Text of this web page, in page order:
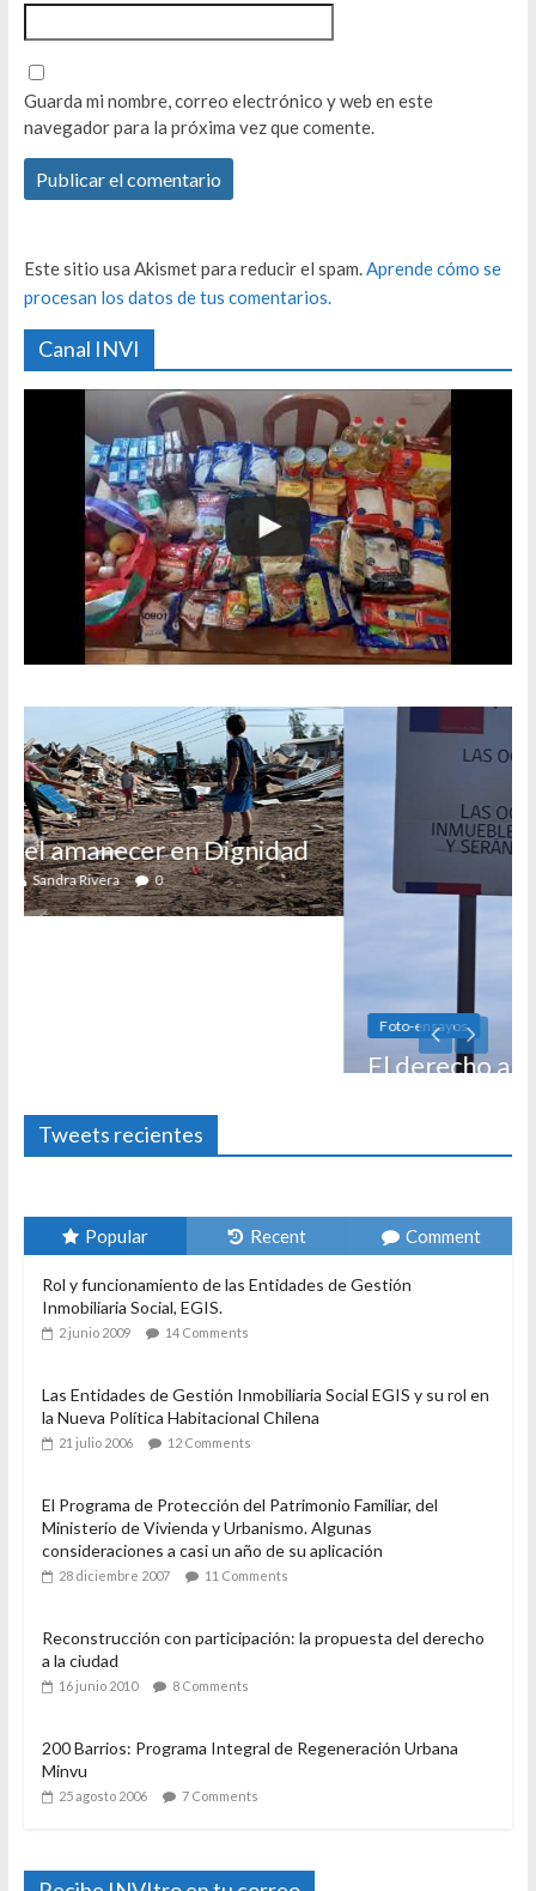
Guarda mi nombre, correo electrónico y web en este
navegador para la próxima vez que comente.
Este sitio usa Akismet para reducir el spam.Aprende cómo se
procesan los datos de tus comentarios.
Canal INVI
El derecho a habitar
Popular Recent Comment
Rol y funcionamiento de las Entidades de Gestión
2 junio 2009 14 Comments
Las Entidades de Gestión Inmobiliaria Social EGIS y su rol en
21 julio 2006 12 Comments
El Programa de Protección del Patrimonio Familiar, del
Ministerio de Vivienda y Urbanismo. Algunas
28 diciembre 2007 11 Comments
Reconstrucción con participación: la propuesta del derecho
16 junio 2010 8 Comments
200 Barrios: Programa Integral de Regeneración Urbana